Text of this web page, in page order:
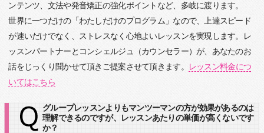
ンテンツ、文法や発音矯正の強化ポイントなど、多岐に渡ります。
世界に一つだけの「わたしだけのプログラム」なので、上達スピード
が速いだけでなく、ストレスなく心地よいレッスンを実現します。レ
ッスンパートナーとコンシェルジュ（カウンセラー）が、あなたのお
話をじっくり聞かせて頂きご提案させて頂きます。
レッスン料金につ
いてはこちら
グループレッスンよりもマンツーマンの方が効果があるのは
理解できるのですが、レッスンあたりの単価が高くないです
か？